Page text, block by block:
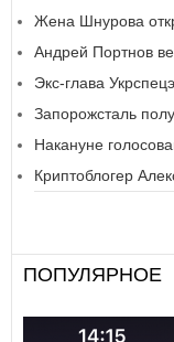
Жена Шнурова
Андрей Портнов
Экс-глава
Запорожсталь
Накануне
Криптоблогер
ПОПУЛЯРНОЕ